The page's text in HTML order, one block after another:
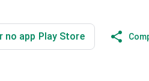
no app Play Store